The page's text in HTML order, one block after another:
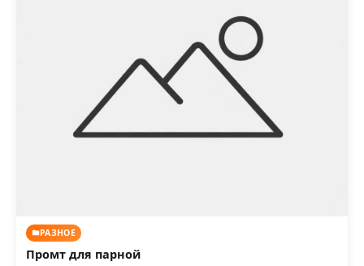
РАЗНОЕ
Промт для парной